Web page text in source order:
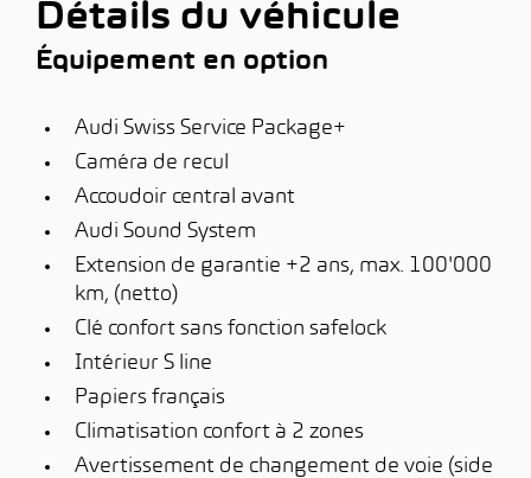
Détails du véhicule
Équipement en option
Audi Swiss Service Package+
Caméra de recul
Accoudoir central avant
Audi Sound System
Extension de garantie +2 ans, max. 100'000
km, (netto)
Clé confort sans fonction safelock
Intérieur S line
Papiers français
Climatisation confort à 2 zones
Avertissement de changement de voie (side